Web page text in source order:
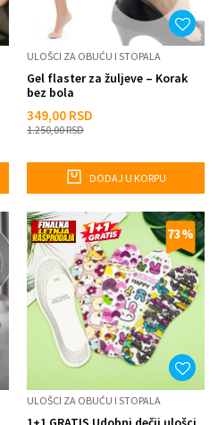
ULOŠCI ZA OBUĆU I STOPALA
Gel flaster za žuljeve – Korak
bez bola
349,00 RSD
1.250,00RSD
DODAJ U KORPU
73%
ULOŠCI ZA OBUĆU I STOPALA